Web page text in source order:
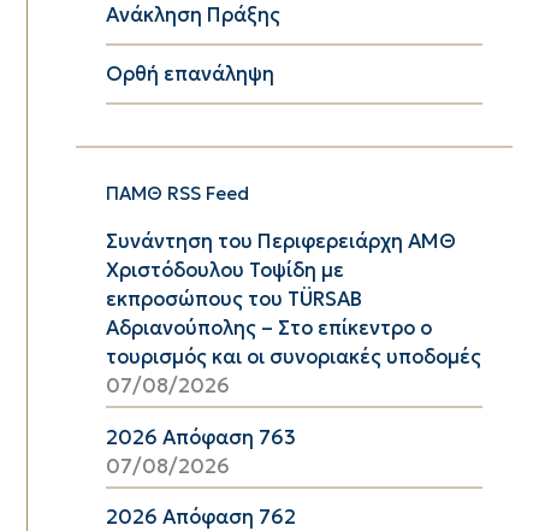
Ανάκληση Πράξης
Ορθή επανάληψη
ΠΑΜΘ RSS Feed
Συνάντηση του Περιφερειάρχη ΑΜΘ
Χριστόδουλου Τοψίδη με
εκπροσώπους του TÜRSAB
Αδριανούπολης – Στο επίκεντρο ο
τουρισμός και οι συνοριακές υποδομές
07/08/2026
2026 Απόφαση 763
07/08/2026
2026 Απόφαση 762